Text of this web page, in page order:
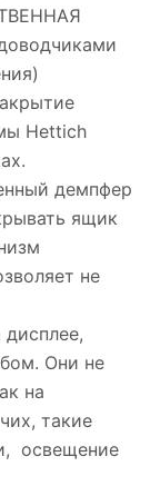
Hettich
демпфер
ящик
не
Они не
на
такие
освещение